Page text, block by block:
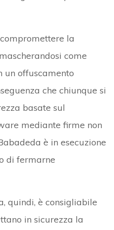
la
come
un offuscamento
che chiunque si
basate sul
mediante firme non
è in esecuzione
di fermarne
quindi, è consigliabile
in sicurezza la